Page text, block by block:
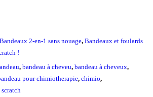
Bandeaux 2-en-1 sans nouage, Bandeaux et foulards
!
, bandeau à cheveu, bandeau à cheveux,
pour chimiotherapie, chimio,
scratch